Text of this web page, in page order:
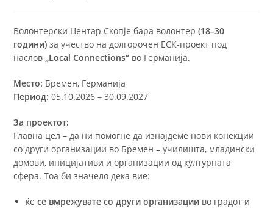
Волонтерски Центар Скопје бара волонтер(18–30
години) за учество на долгорочен ЕСК-проект под
наслов „Local Connections“ во Германија.
Место: Бремен, Германија
Период:05.10.2026 – 30.09.2027
За проектот:
Главна цел – да ни помогне да изнајдеме нови конекции
со други организации во Бремен – училишта, младински
домови, иницијативи и организации од културната
сфера. Тоа би значело дека вие:
ќесе вмрежувате со други организации во градот и